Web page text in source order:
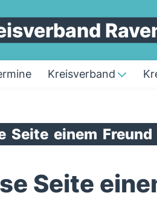
Kreisverband
Seite einem Freund
Seite